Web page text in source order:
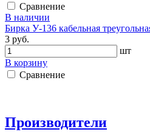
Сравнение
В наличии
Бирка У-136 кабельная
3 руб.
шт
В корзину
Сравнение
Производители